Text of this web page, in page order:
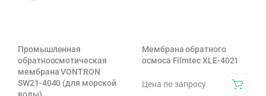
Промышленная
обратноосмотическая
мембрана VONTRON
SW21-4040 (для морской
Мембрана обратного
осмоса Filmtec XLE-4021
Цена по запросу